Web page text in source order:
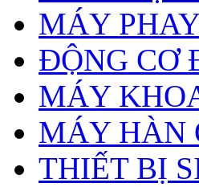
MÁY
ĐỘNG CƠ
MÁY
MÁY HÀN
THIẾT BỊ